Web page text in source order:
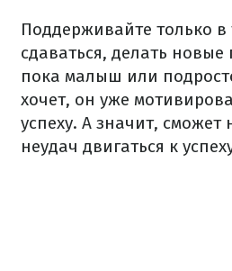
Поддерживайте только
сдаваться, делать
пока малыш или
хочет, он уже
успеху. А значит, сможет
неудач двигаться к